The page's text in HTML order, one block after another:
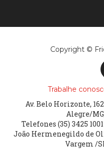
Copyright ©
Trabalhe
Av. Belo Horizonte,
Alegre/
Telefones (35) 3425
João Hermenegildo de
Vargem /